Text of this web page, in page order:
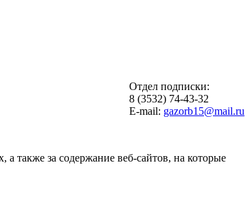
Отдел подписки:
8 (3532) 74-43-32
E-mail: gazorb15@mail.ru
а также за содержание веб-сайтов, на которые